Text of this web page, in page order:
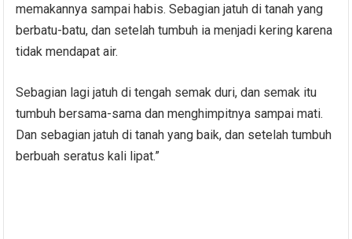
memakannya sampai habis. Sebagian jatuh di tanah yang
berbatu-batu, dan setelah tumbuh ia menjadi kering karena
tidak mendapat air.
Sebagian lagi jatuh di tengah semak duri, dan semak itu
tumbuh bersama-sama dan menghimpitnya sampai mati.
Dan sebagian jatuh di tanah yang baik, dan setelah tumbuh
berbuah seratus kali lipat.”